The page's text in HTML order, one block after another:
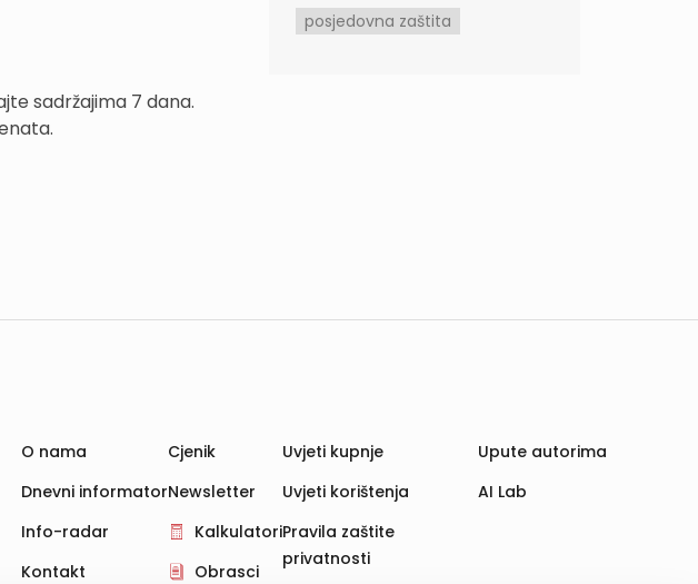
sadržajima 7 dana.
posjedovna zaštita
O nama
Dnevni informator
Info-radar
Kontakt
Cjenik
Newsletter
Kalkulatori
Obrasci
Uvjeti kupnje
Uvjeti korištenja
Pravila zaštite
privatnosti
Upute autorima
AI Lab